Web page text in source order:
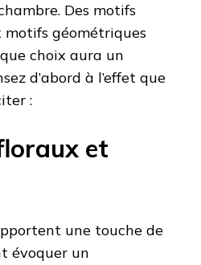
Des motifs
géométriques
choix aura un
d’abord à l’effet que
:
et
une touche de
évoquer un